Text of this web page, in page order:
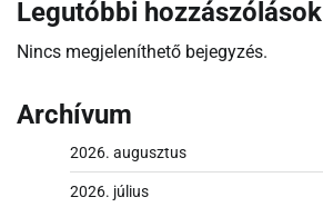
Legutóbbi hozzászólások
Nincs megjeleníthető bejegyzés.
Archívum
2026. augusztus
2026. július